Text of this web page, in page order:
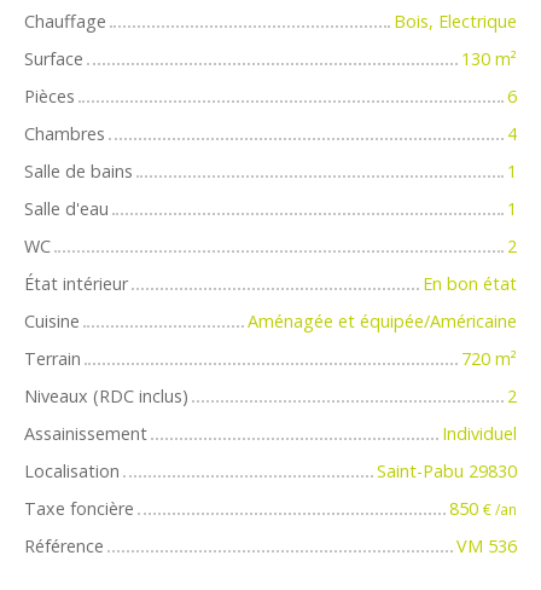
Chauffage
Bois, Electrique
Surface
130 m²
Pièces
6
Chambres
4
Salle de bains
1
Salle d'eau
1
WC
2
État intérieur
En bon état
Cuisine
Aménagée et équipée/Américaine
Terrain
720 m²
Niveaux (RDC inclus)
2
Assainissement
Individuel
Localisation
Saint-Pabu 29830
Taxe foncière
850 € /an
Référence VM 536